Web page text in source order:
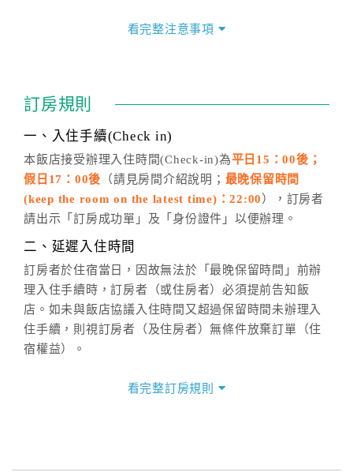
價」之當日價格為標準。
話方式異動訂單。
※非客服時間之申辦異動，皆為次日計算及辦理。
五、客服時間
週一至週日，上午9:00～晚上6:00
六、聯絡方式
(07)9682715 。
看完整注意事項
訂房規則
一、入住手續(Check in)
本飯店接受辦理入住時間(Check-in)為平日15：00後；
假日17：00後 （請見房間介紹說明； 最晚保留時間
(keep the room on the latest time)：22:00 ），訂房者
請出示「訂房成功單」及「身份證件」以便辦理。
二、延遲入住時間
訂房者於住宿當日，因故無法於「最晚保留時間」前辦
理入住手續時，訂房者（或住房者）必須提前告知飯
店。如未與飯店協議入住時間又超過保留時間未辦理入
住手續，則視訂房者（及住房者）無條件放棄訂單（住
宿權益）。
四、訂單異動
看完整訂房規則